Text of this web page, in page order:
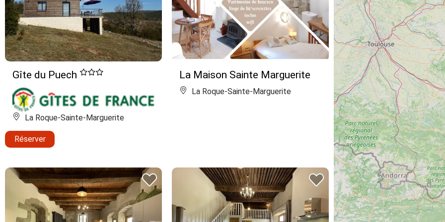
Gîte du Puech
La Roque-Sainte-Marguerite
Réserver
La Maison Sainte Marguerite
La Roque-Sainte-Marguerite